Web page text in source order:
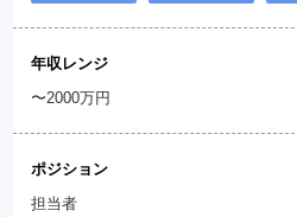
年収レンジ
〜2000万円
ポジション
担当者